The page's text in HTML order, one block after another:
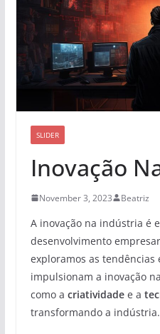
SLIDER
Inovação
November 3, 2023 Beatriz
A inovação na indústria é
desenvolvimento
exploramos as tendências
impulsionam a inovação
como a criatividadee a
transformando a indústria.